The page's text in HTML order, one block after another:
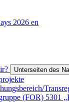
2026 en
Unterseiten des
(FOR) 5301